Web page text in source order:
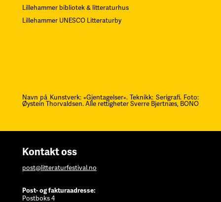
Lillehammer bibliotek & litteraturhus
Lillehammer UNESCO Litteraturby
Navn på Kunstverk: «Gjentagelser». Teknikk: Serigrafi. Foto:
Øystein Thorvaldsen. Alle rettigheter Sverre Bjertnæs, BONO
Kontakt oss
post@litteraturfestival.no
Post- og fakturaadresse:
Postboks 4